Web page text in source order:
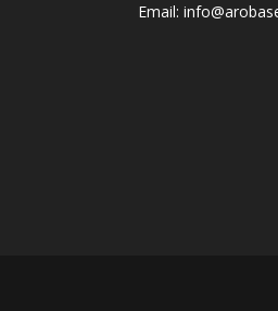
Email: